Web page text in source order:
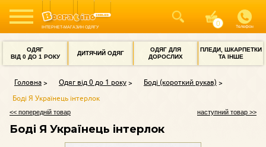
ІНТЕРНЕТ-МАГАЗИН ОДЯГУ Телефон
ОДЯГ
ВІД 0 ДО 1 РОКУ
ДИТЯЧИЙ ОДЯГ
ОДЯГ ДЛЯ
ДОРОСЛИХ
ПЛЕДИ, ШКАРПЕТКИ
ТА ІНШЕ
Головна Одяг від 0 до 1 року
Боді (короткий рукав)
Боді Я Українець інтерлок
<< попередній товар наступний товар >>
Боді Я Українець інтерлок